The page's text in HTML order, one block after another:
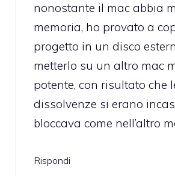
nonostante il mac abbia
memoria, ho provato a
progetto in un disco
metterlo su un altro mac
potente, con risultato che
dissolvenze si erano
bloccava come nell’altro
Rispondi